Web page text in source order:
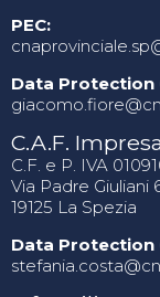
PEC:
Data Protection
C.A.F.
C.F. e P. IVA
Via Padre Giuliani
19125 La Spezia
Data Protection